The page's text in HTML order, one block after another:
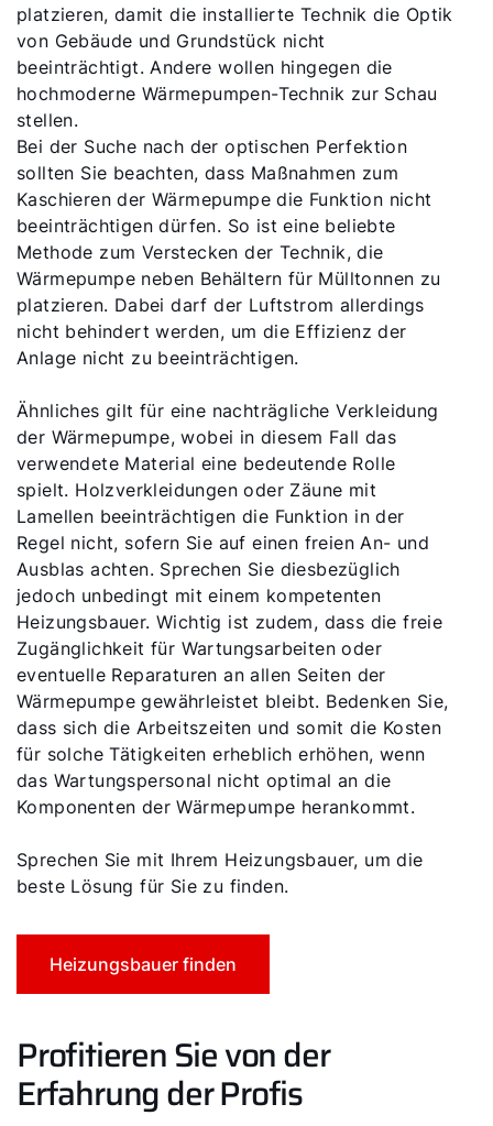
platzieren, damit die installierte Technik die Optik
von Gebäude und Grundstück nicht
beeinträchtigt. Andere wollen hingegen die
hochmoderne Wärmepumpen-Technik zur Schau
stellen.
Bei der Suche nach der optischen Perfektion
sollten Sie beachten, dass Maßnahmen zum
Kaschieren der Wärmepumpe die Funktion nicht
beeinträchtigen dürfen. So ist eine beliebte
Methode zum Verstecken der Technik, die
Wärmepumpe neben Behältern für Mülltonnen zu
platzieren. Dabei darf der Luftstrom allerdings
nicht behindert werden, um die Effizienz der
Anlage nicht zu beeinträchtigen.
Ähnliches gilt für eine nachträgliche Verkleidung
der Wärmepumpe, wobei in diesem Fall das
verwendete Material eine bedeutende Rolle
spielt. Holzverkleidungen oder Zäune mit
Lamellen beeinträchtigen die Funktion in der
Regel nicht, sofern Sie auf einen freien An- und
Ausblas achten. Sprechen Sie diesbezüglich
jedoch unbedingt mit einem kompetenten
Heizungsbauer. Wichtig ist zudem, dass die freie
Zugänglichkeit für Wartungsarbeiten oder
eventuelle Reparaturen an allen Seiten der
Wärmepumpe gewährleistet bleibt. Bedenken Sie,
dass sich die Arbeitszeiten und somit die Kosten
für solche Tätigkeiten erheblich erhöhen, wenn
das Wartungspersonal nicht optimal an die
Komponenten der Wärmepumpe herankommt.
Sprechen Sie mit Ihrem Heizungsbauer, um die
beste Lösung für Sie zu finden.
Heizungsbauer finden
Profitieren Sie von der
Erfahrung der Profis